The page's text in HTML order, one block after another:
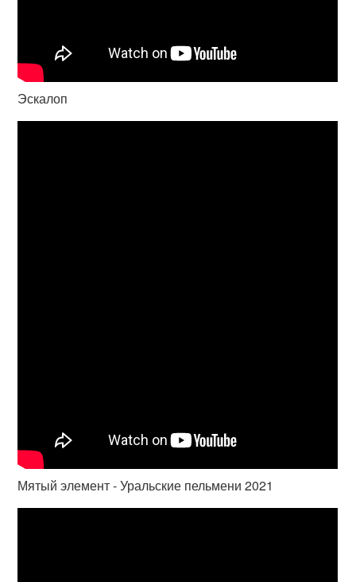
Эскалоп
Мятый элемент - Уральские пельмени 2021